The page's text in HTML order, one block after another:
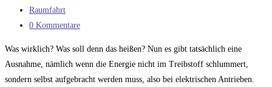
veröffentlicht:
Beitrags-
Kategorie:
Raumfahrt
Beitrags-
0 Kommentare
Was wirklich? Was soll denn das heißen? Nun es gibt tatsächlich eine
Ausnahme, nämlich wenn die Energie nicht im Treibstoff schlummert,
sondern selbst aufgebracht werden muss, also bei elektrischen Antrieben.